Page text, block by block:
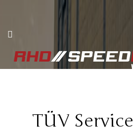
TÜV Service